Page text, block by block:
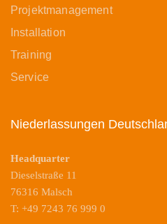
Projektmanagement
Installation
Training
Service
Niederlassungen
Headquarter
Dieselstraße 11
76316 Malsch
T: +49 7243 76 999 0